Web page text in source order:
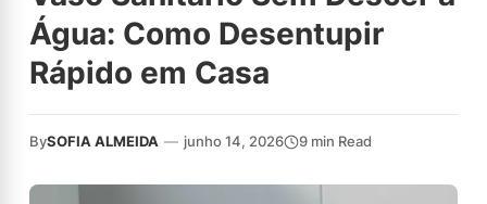
Água: Como Desentupir
Rápido em Casa
BySOFIA ALMEIDA — junho 14, 2026 9 min Read